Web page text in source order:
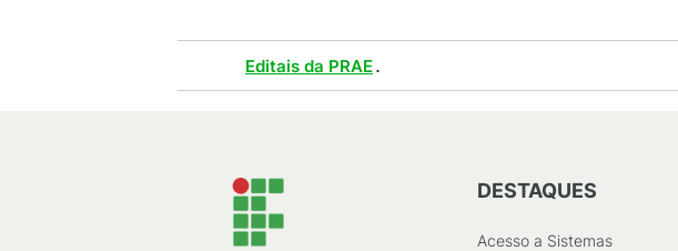
Editais da PRAE.
DESTAQUES
Acesso a Sistemas